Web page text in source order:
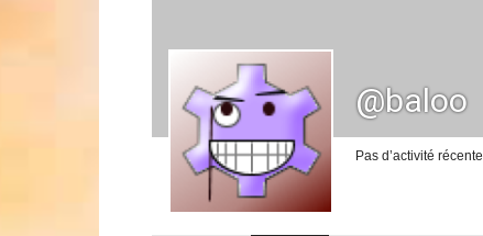
@baloo
Pas d’activité récente